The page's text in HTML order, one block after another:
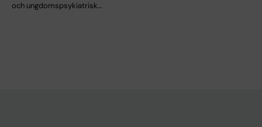
och ungdomspsykiatrisk…